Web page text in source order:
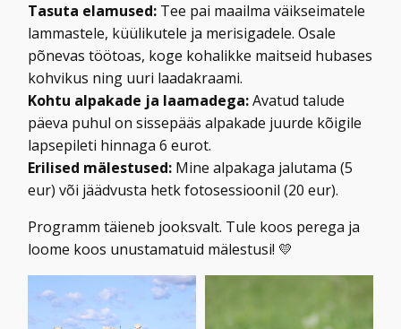
Tasuta elamused: Tee pai maailma väikseimatele
lammastele, küülikutele ja merisigadele. Osale
põnevas töötoas, koge kohalikke maitseid hubases
kohvikus ning uuri laadakraami.
Kohtu alpakade ja laamadega:Avatud talude
päeva puhul on sissepääs alpakade juurde kõigile
lapsepileti hinnaga 6 eurot.
Erilised mälestused: Mine alpakaga jalutama (5
eur) või jäädvusta hetk fotosessioonil (20 eur).
Programm täieneb jooksvalt. Tule koos perega ja
loome koos unustamatuid mälestusi! 💛